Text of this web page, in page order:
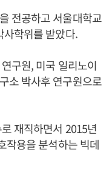
전공하고 서울대학교
학위를 받았다.
구원, 미국 일리노이
소 박사후 연구원으로
재직하면서 2015년
작용을 분석하는 빅데